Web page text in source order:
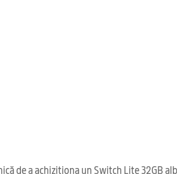
de a achiziționa un Switch Lite 32GB